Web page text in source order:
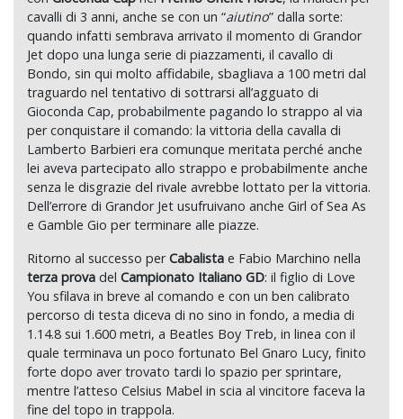
cavalli di 3 anni, anche se con un “aiutino” dalla sorte:
quando infatti sembrava arrivato il momento di Grandor
Jet dopo una lunga serie di piazzamenti, il cavallo di
Bondo, sin qui molto affidabile, sbagliava a 100 metri dal
traguardo nel tentativo di sottrarsi all’agguato di
Gioconda Cap, probabilmente pagando lo strappo al via
per conquistare il comando: la vittoria della cavalla di
Lamberto Barbieri era comunque meritata perché anche
lei aveva partecipato allo strappo e probabilmente anche
senza le disgrazie del rivale avrebbe lottato per la vittoria.
Dell’errore di Grandor Jet usufruivano anche Girl of Sea As
e Gamble Gio per terminare alle piazze.
Ritorno al successo perCabalista e Fabio Marchino nella
terza prova del Campionato Italiano GD: il figlio di Love
You sfilava in breve al comando e con un ben calibrato
percorso di testa diceva di no sino in fondo, a media di
1.14.8 sui 1.600 metri, a Beatles Boy Treb, in linea con il
quale terminava un poco fortunato Bel Gnaro Lucy, finito
forte dopo aver trovato tardi lo spazio per sprintare,
mentre l’atteso Celsius Mabel in scia al vincitore faceva la
fine del topo in trappola.